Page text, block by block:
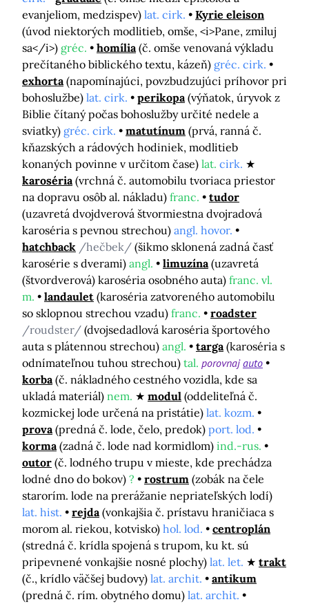
evanjeliom, medzispev) lat. cirk.
Kyrie eleison
(úvod niektorých modlitieb, omše, <i>Pane, zmiluj
sa</i>) gréc. homília (č. omše venovaná výkladu
prečítaného biblického textu, kázeň) gréc. cirk.
exhorta (napomínajúci, povzbudzujúci príhovor pri
bohoslužbe) lat. cirk. perikopa (výňatok, úryvok z
Biblie čítaný počas bohoslužby určité nedele a
sviatky) gréc. cirk. matutínum (prvá, ranná č.
kňazských a rádových hodiniek, modlitieb
konaných povinne v určitom čase) lat. cirk.
karoséria (vrchná č. automobilu tvoriaca priestor
na dopravu osôb al. nákladu) franc.
tudor
(uzavretá dvojdverová štvormiestna dvojradová
karoséria s pevnou strechou) angl. hovor.
hatchback /hečbek/ (šikmo sklonená zadná časť
karosérie s dverami) angl. limuzína (uzavretá
(štvordverová) karoséria osobného auta) franc. vl.
m.
landaulet (karoséria zatvoreného automobilu
so sklopnou strechou vzadu) franc.
roadster
/roudster/ (dvojsedadlová karoséria športového
auta s plátennou strechou) angl. targa (karoséria s
odnímateľnou tuhou strechou) tal. porovnajauto
korba (č. nákladného cestného vozidla, kde sa
ukladá materiál) nem. modul (oddeliteľná č.
kozmickej lode určená na pristátie) lat. kozm.
prova (predná č. lode, čelo, predok) port. lod.
korma (zadná č. lode nad kormidlom) ind.-rus.
outor (č. lodného trupu v mieste, kde prechádza
lodné dno do bokov) ? rostrum (zobák na čele
starorím. lode na prerážanie nepriateľských lodí)
lat. hist.
rejda (vonkajšia č. prístavu hraničiaca s
morom al. riekou, kotvisko) hol. lod.
centroplán
(stredná č. krídla spojená s trupom, ku kt. sú
pripevnené vonkajšie nosné plochy) lat. let.
trakt
(č., krídlo väčšej budovy) lat. archit.
antikum
(predná č. rím. obytného domu) lat. archit.